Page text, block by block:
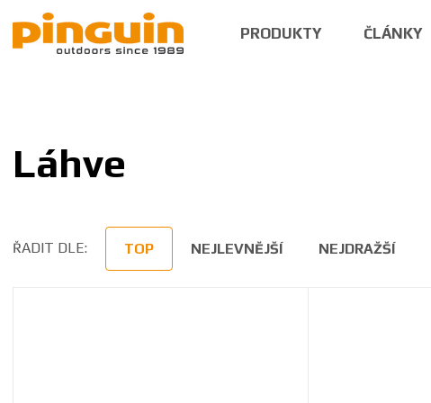
PRODUKTY ČLÁNKY
Láhve
ŘADIT DLE: TOP NEJLEVNĚJŠÍ NEJDRAŽŠÍ